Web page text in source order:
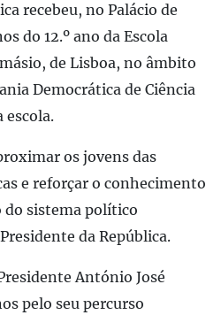
recebeu, no Palácio de
do 12.º ano da Escola
de Lisboa, no âmbito
Democrática de Ciência
escola.
os jovens das
e reforçar o conhecimento
sistema político
da República.
António José
pelo seu percurso